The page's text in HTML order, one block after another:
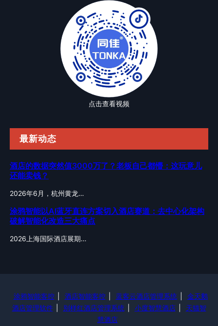
点击查看视频
最新动态
酒店的数据突然值3000万了？老板自己都懵：这玩意儿
还能卖钱？
2026年6月，杭州黄龙…
涂鸦智能以AI蓝牙直连方案切入酒店赛道：去中心化架构
破解智能化改造三大痛点
2026上海国际酒店展期…
涂鸦智能客控 酒店智能客控 蓝客云酒店管理系统
金天鹅
酒店管理软件
别样红酒店管理系统 小度智慧酒店
天猫智
慧酒店